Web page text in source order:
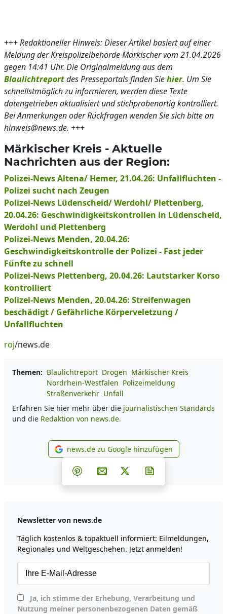
+++Redaktioneller Hinweis: Dieser Artikel basiert auf einer
Meldung der Kreispolizeibehörde Märkischer vom 21.04.2026
gegen 14:41 Uhr. Die Originalmeldung aus dem
Blaulichtreportdes Presseportals finden Siehier. Um Sie
schnellstmöglich zu informieren, werden diese Texte
datengetrieben aktualisiert und stichprobenartig kontrolliert.
Bei Anmerkungen oder Rückfragen wenden Sie sich bitte an
hinweis@news.de. +++
Märkischer Kreis - Aktuelle
Nachrichten aus der Region:
Polizei-News Altena/ Hemer, 21.04.26: Unfallfluchten -
Polizei sucht nach Zeugen
Polizei-News Lüdenscheid/ Werdohl/ Plettenberg,
20.04.26: Geschwindigkeitskontrollen in Lüdenscheid,
Werdohl und Plettenberg
Polizei-News Menden, 20.04.26:
Geschwindigkeitskontrolle der Polizei - Fast jeder
Fünfte zu schnell
Polizei-News Plettenberg, 20.04.26: Lautstarker Korso
kontrolliert
Polizei-News Menden, 20.04.26: Streifenwagen
beschädigt / Gefährliche Körperveletzung /
Unfallfluchten
roj/news.de
Themen: Blaulichtreport Drogen Märkischer Kreis
Nordrhein-Westfalen Polizeimeldung
Straßenverkehr Unfall
Erfahren Sie hier mehr über die journalistischen Standards
und die Redaktion von news.de.
news.de zu Google
news.de zu Google hinzufügen
Teilen auf Facebook
Teilen auf Whatsapp
Teilen auf Telegram
Teilen auf Pinterest
Per E-Mail teilen
Post auf X
Newsletter von news.de
Täglich kostenlos & topaktuell informiert: Eilmeldungen,
Regionales und Weltgeschehen. Jetzt anmelden!
Nutzung meiner personenbezogenen Daten gemäß